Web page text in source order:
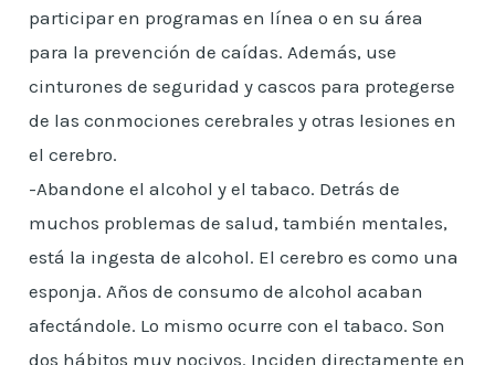
participar en programas en línea o en su área
para la prevención de caídas. Además, use
cinturones de seguridad y cascos para protegerse
de las conmociones cerebrales y otras lesiones en
el cerebro.
-Abandone el alcohol y el tabaco. Detrás de
muchos problemas de salud, también mentales,
está la ingesta de alcohol. El cerebro es como una
esponja. Años de consumo de alcohol acaban
afectándole. Lo mismo ocurre con el tabaco. Son
dos hábitos muy nocivos. Inciden directamente en